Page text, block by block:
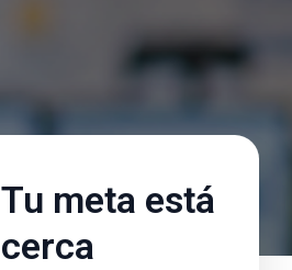
Tu meta está
cerca